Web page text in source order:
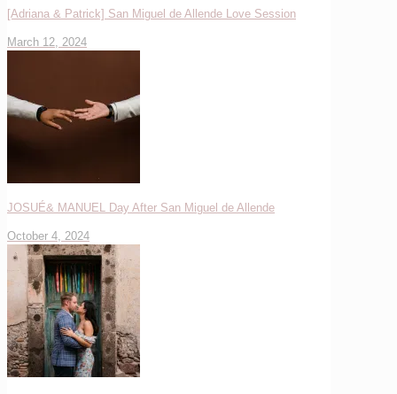
[Adriana & Patrick] San Miguel de Allende Love Session
March 12, 2024
JOSUÉ& MANUEL Day After San Miguel de Allende
October 4, 2024